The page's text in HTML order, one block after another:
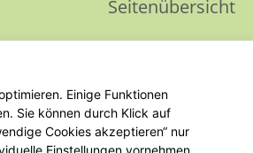
Seitenübersicht
Einige Funktionen
Sie können durch Klick auf
Cookies akzeptieren“ nur
Einstellungen vornehmen.